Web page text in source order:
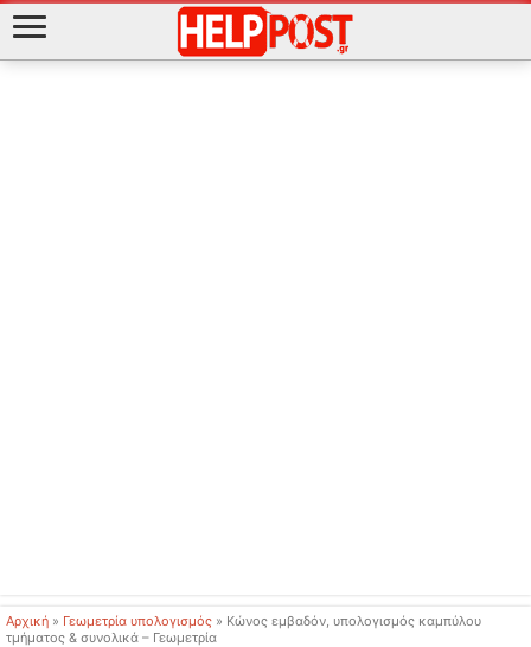
Αρχική » Γεωμετρία υπολογισμός » Κώνος εμβαδόν, υπολογισμός καμπύλου
τμήματος & συνολικά – Γεωμετρία